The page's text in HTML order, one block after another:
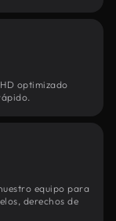
optimizado
equipo para
derechos de